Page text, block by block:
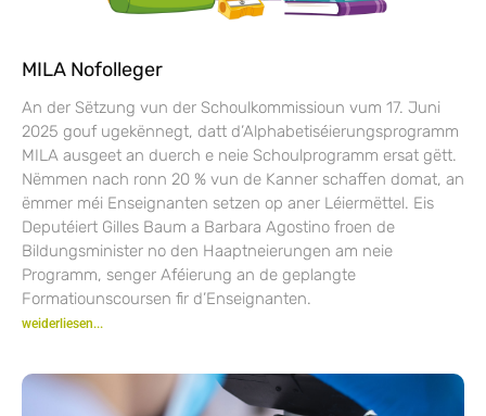
MILA Nofolleger
An der Sëtzung vun der Schoulkommissioun vum 17. Juni
2025 gouf ugekënnegt, datt d’Alphabetiséierungsprogramm
MILA ausgeet an duerch e neie Schoulprogramm ersat gëtt.
Nëmmen nach ronn 20 % vun de Kanner schaffen domat, an
ëmmer méi Enseignanten setzen op aner Léiermëttel. Eis
Deputéiert Gilles Baum a Barbara Agostino froen de
Bildungsminister no den Haaptneierungen am neie
Programm, senger Aféierung an de geplangte
Formatiounscoursen fir d’Enseignanten.
weiderliesen...